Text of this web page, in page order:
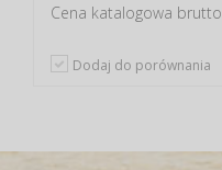
Cena katalogowa brutto
Dodaj do porównania